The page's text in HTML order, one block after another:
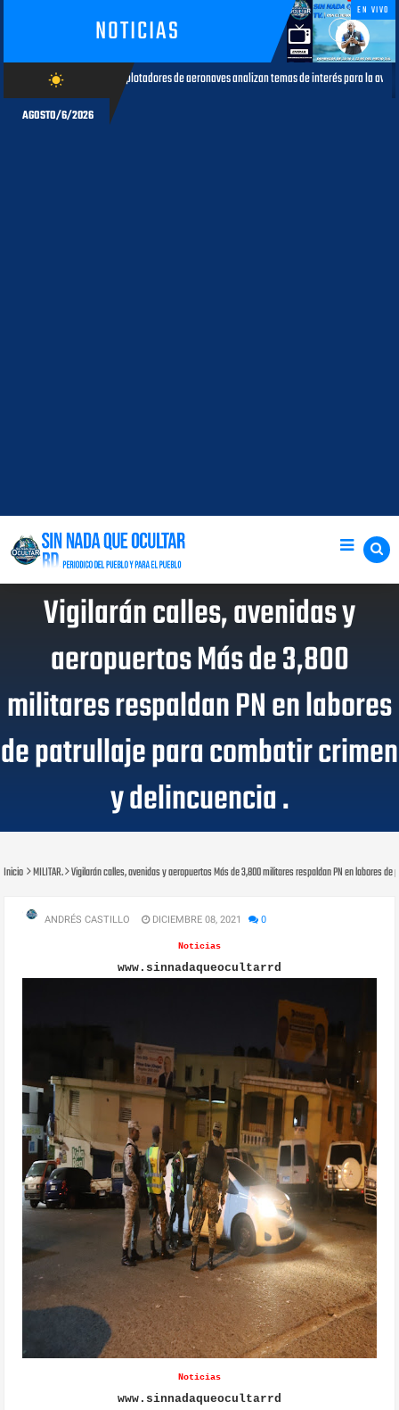
NOTICIAS
EN VIVO
wb_sunny
AGOSTO/6/2026
de aeronaves analizan temas de interés para la aviación civil AGOSTO 05, 2026
Vigilarán calles, avenidas y
aeropuertos Más de 3,800
militares respaldan PN en labores
de patrullaje para combatir crimen
y delincuencia .
Inicio MILITAR. Vigilarán calles, avenidas y aeropuertos Más de 3,800 militares respaldan PN en labores
ANDRÉS CASTILLO DICIEMBRE 08, 2021 0
Noticias
www.sinnadaqueocultarrd
Noticias
www.sinnadaqueocultarrd